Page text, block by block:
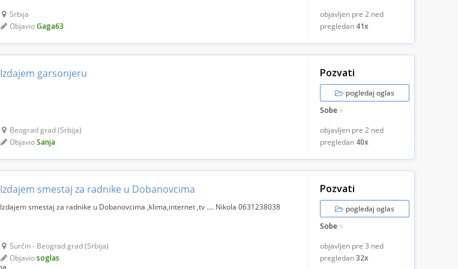
Srbija
ObjavioGaga63
objavljen pre 2 ned
pregledan 41x
Izdajem garsonjeru
Beograd grad (Srbija)
ObjavioSanja
Pozvati
pogledaj oglas
Sobe
objavljen pre 2 ned
pregledan 40x
Izdajem smestaj za radnike u Dobanovcima
Izdajem smestaj za radnike u Dobanovcima ,klima,internet ,tv .... Nikola 0631238038
Surčin - Beograd grad (Srbija)
Objaviosoglas
Pozvati
pogledaj oglas
Sobe
objavljen pre 3 ned
pregledan32x